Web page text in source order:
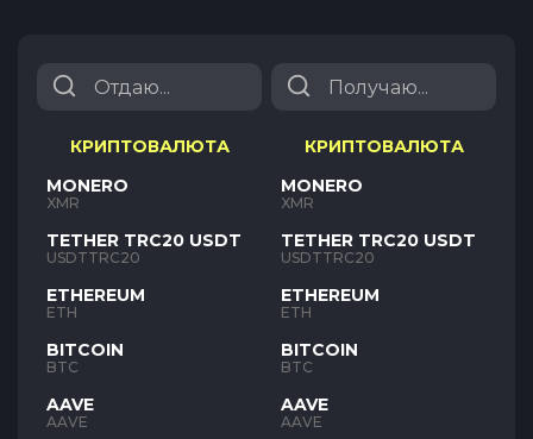
КРИПТОВАЛЮТА
MONERO
XMR
TETHER TRC20 USDT
USDTTRC20
ETHEREUM
ETH
BITCOIN
BTC
AAVE
AAVE
КРИПТОВАЛЮТА
MONERO
XMR
TETHER TRC20 USDT
USDTTRC20
ETHEREUM
ETH
BITCOIN
BTC
AAVE
AAVE